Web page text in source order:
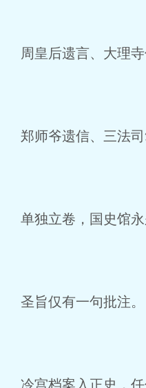
周皇后遗言、大理寺
郑师爷遗信、三法司
单独立卷，国史馆永
圣旨仅有一句批注。
冷宫档案入正史，任